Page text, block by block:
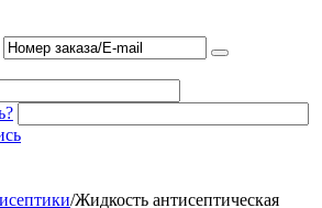
/Жидкость антисептическая